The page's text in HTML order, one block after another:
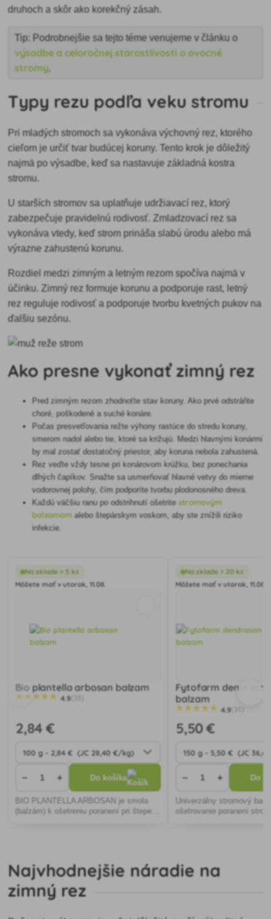
druhoch a skôr ako korekčný zásah.
Tip: Podrobnejšie sa tejto téme venujeme v článku o
výsadbe a celoročnej starostlivosti o ovocné
stromy.
Typy rezu podľa veku stromu
Pri mladých stromoch sa vykonáva výchovný rez, ktorého
cieľom je určiť tvar budúcej koruny. Tento krok je dôležitý
najmä po výsadbe, keď sa nastavuje základná kostra
stromu.
U starších stromov sa uplatňuje udržiavací rez, ktorý
zabezpečuje pravidelnú rodivosť. Zmladzovací rez sa
vykonáva vtedy, keď strom prináša slabú úrodu alebo má
výrazne zahustenú korunu.
Rozdiel medzi zimným a letným rezom spočíva najmä v
účinku. Zimný rez formuje korunu a podporuje rast, letný
rez reguluje rodivosť a podporuje tvorbu kvetných pukov na
ďalšiu sezónu.
Ako presne vykonať zimný rez
Pred zimným rezom zhodnoťte stav koruny. Ako prvé odstráňte
choré, poškodené a suché konáre.
Počas presvetľovania režte výhony rastúce do stredu koruny,
smerom nadol alebo tie, ktoré sa križujú. Medzi hlavnými konármi
by mal zostať dostatočný priestor, aby koruna nebola zahustená.
Rez veďte vždy tesne pri konárovom krúžku, bez ponechania
dlhých čapíkov. Snažte sa usmerňovať hlavné vetvy do mierne
vodorovnej polohy, čím podporíte tvorbu plodonosného dreva.
Každú väčšiu ranu po odstrihnutí ošetritestromovým
balzamom alebo štepárskym voskom, aby ste znížili riziko
infekcie.
Na sklade > 5 ks
Môžete mať v utorok, 11.08.
Bio plantella arbosan balzam
4.9(38)
2,84 €
− + Do košíka
BIO PLANTELLA ARBOSAN je smola
(balzám) k ošetreniu poranení pri štepení
Na sklade > 20 ks
Môžete mať v utorok, 11.08.
Fytofarm
balzam
4.9(36)
5,50 €
− + Do
Univerzálny stromový
ošetrovanie poranení
Najvhodnejšie náradie na
zimný rez